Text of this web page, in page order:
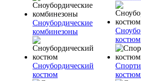
Сноубордические
комбинезоны
Сноубордический
костюм
костюм